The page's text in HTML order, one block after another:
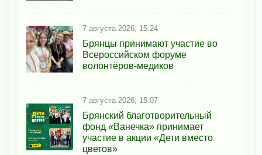
7 августа 2026, 15:24
Брянцы принимают участие во
Всероссийском форуме
волонтёров-медиков
7 августа 2026, 15:07
Брянский благотворительный
фонд «Ванечка» принимает
участие в акции «Дети вместо
цветов»